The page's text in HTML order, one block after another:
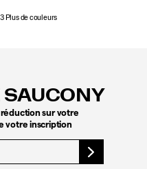
Liste de souhaits
3 Plus de couleurs
SAUCONY
sur votre
votre inscription